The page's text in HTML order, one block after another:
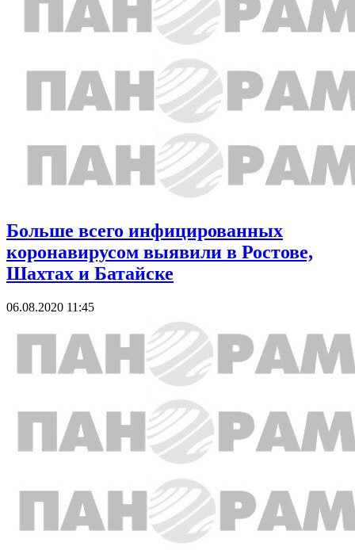
Больше всего инфицированных
коронавирусом выявили в Ростове,
Шахтах и Батайске
06.08.2020 11:45